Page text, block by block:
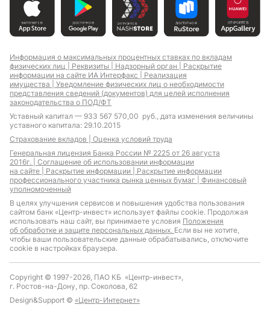
Информация о максимальных процентных ставках по вкладам
физических лиц | Реквизиты | Надзорный орган | Раскрытие
информации на сайте ИА Интерфакс | Реализация
имущества | Уведомление физических лиц о необходимости
представления сведений (документов) для целей исполнения
законодательства о ПОД/ФТ
Уставный капитал — 933 567 570,00 руб., дата изменения величины
уставного капитала: 29.10.2015
Страхование вкладов | Оценка условий труда
Генеральная лицензия Банка России № 2225 от 26 августа
2016г. | Соглашение об использовании информации
на сайте | Раскрытие информации | Раскрытие информации
профессионального участника рынка ценных бумаг | Финансовый
уполномоченный
В целях улучшения сервисов и повышения удобства пользования
сайтом банк «Центр-инвест» использует файлы cookie. Продолжая
использовать наш сайт, вы принимаете условия Положения
об обработке и защите персональных данных. Если вы не хотите,
чтобы ваши пользовательские данные обрабатывались, отключите
cookie в настройках браузера.
Copyright © 1997-2026, ПАО КБ «Центр-инвест»,
г. Ростов-на-Дону, пр. Соколова, 62
Design&Support © «Центр-Интернет»